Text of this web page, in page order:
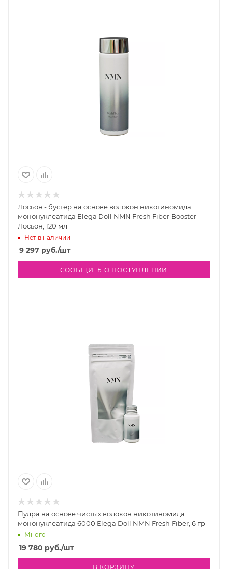
Лосьон - бустер на основе волокон никотиномида
мононуклеатида Elega Doll NMN Fresh Fiber Booster
Лосьон, 120 мл
Нет в наличии
9 297 руб./шт
СООБЩИТЬ О ПОСТУПЛЕНИИ
Пудра на основе чистых волокон никотиномида
мононуклеатида 6000 Elega Doll NMN Fresh Fiber, 6 гр
Много
19 780 руб./шт
В КОРЗИНУ